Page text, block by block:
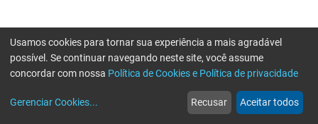
web
Notícias
more_horiz
Mais
Usamos cookies para tornar sua experiência a mais agradável
possível. Se continuar navegando neste site, você assume
concordar com nossa Política de Cookies e Política de privacidade
Gerenciar Cookies... Recusar Aceitar todos
Erro ao enviar informações, por favor tente novamente